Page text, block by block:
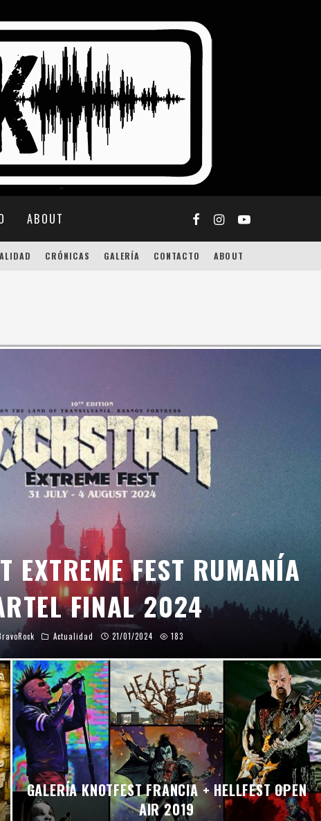
ABOUT
CRÓNICAS GALERÍA CONTACTO ABOUT
EXTREME FEST RUMANÍA
FINAL 2024
Actualidad 21/01/2024 183
GALERÍA KNOTFEST FRANCIA + HELLFEST OPEN
AIR 2019